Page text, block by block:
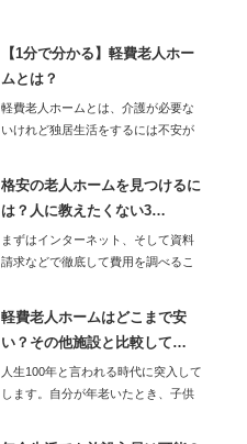
【1分で分かる】軽費老人ホー
ムとは？
軽費老人ホームとは、介護が必要な
いけれど独居生活をするには不安が
格安の老人ホームを見つけるに
は？人に教えたくない3…
まずはインターネット、そして資料
請求などで徹底して費用を調べるこ
軽費老人ホームはどこまで安
い？その他施設と比較して…
人生100年と言われる時代に突入して
します。自分が年老いたとき、子供